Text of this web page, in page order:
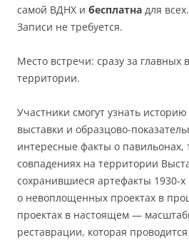
самой ВДНХ и бесплатна для
Записи не требуется.
Место встречи: сразу за главных
территории.
Участники смогут узнать
выставки и образцово-
интересные факты о павильонах,
совпадениях на территории
сохранившиеся артефакты 1930-х
о невоплощенных проектах в
проектах в настоящем —
реставрации, которая